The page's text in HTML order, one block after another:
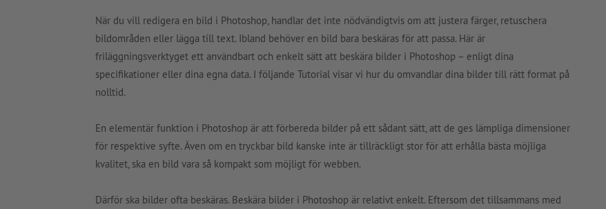
När du vill redigera en bild i Photoshop, handlar det inte nödvändigtvis om att justera färger, retuschera
bildområden eller lägga till text. Ibland behöver en bild bara beskäras för att passa. Här är
friläggningsverktyget ett användbart och enkelt sätt att beskära bilder i Photoshop – enligt dina
specifikationer eller dina egna data. I följande Tutorial visar vi hur du omvandlar dina bilder till rätt format på
nolltid.
En elementär funktion i Photoshop är att förbereda bilder på ett sådant sätt, att de ges lämpliga dimensioner
för respektive syfte. Även om en tryckbar bild kanske inte är tillräckligt stor för att erhålla bästa möjliga
kvalitet, ska en bild vara så kompakt som möjligt för webben.
Därför ska bilder ofta beskäras. Beskära bilder i Photoshop är relativt enkelt. Eftersom det tillsammans med